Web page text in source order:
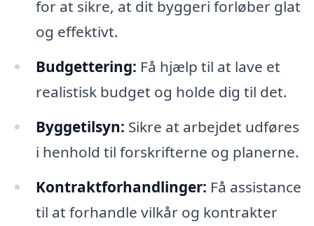
for at sikre, at dit byggeri forløber glat
og effektivt.
Budgettering: Få hjælp til at lave et
realistisk budget og holde dig til det.
Byggetilsyn: Sikre at arbejdet udføres
i henhold til forskrifterne og planerne.
Kontraktforhandlinger: Få assistance
til at forhandle vilkår og kontrakter